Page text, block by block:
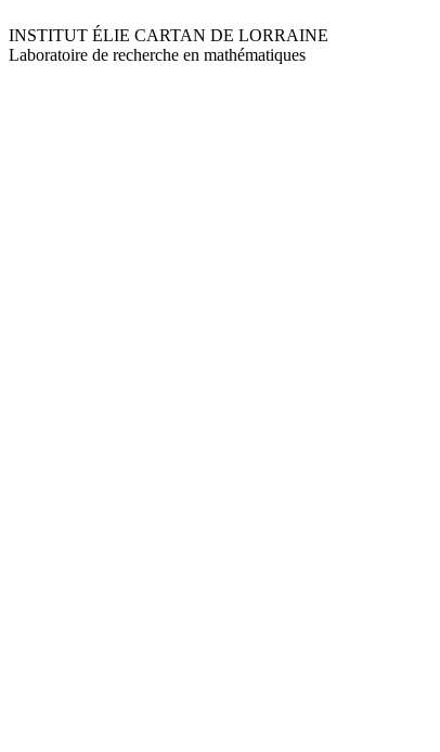
INSTITUT ÉLIE CARTAN DE LORRAINE
Laboratoire de recherche en mathématiques